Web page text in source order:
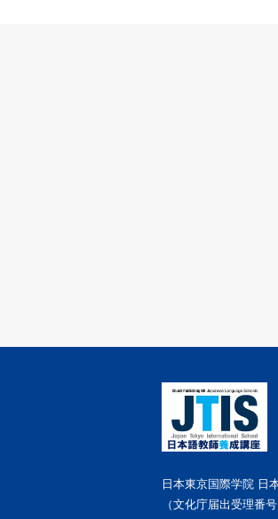
日本東京国際学院 日
（文化庁届出受理番